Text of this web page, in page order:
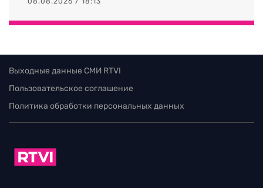
Выходные данные СМИ RTVI
Пользовательское соглашение
Политика обработки персональных данных